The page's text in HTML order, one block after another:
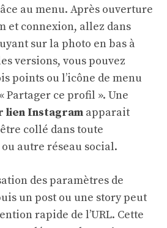
au menu. Après ouverture
et connexion, allez dans
sur la photo en bas à
versions, vous pouvez
points ou l’icône de menu
Partager ce profil ». Une
lien Instagram apparait
collé dans toute
autre réseau social.
des paramètres de
un post ou une story peut
rapide de l’URL. Cette